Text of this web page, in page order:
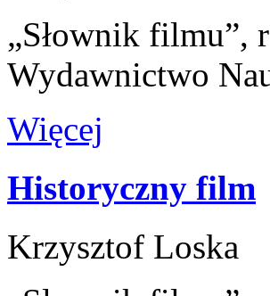
„Słownik filmu”,
Wydawnictwo
Więcej
Historyczny film
Krzysztof Loska